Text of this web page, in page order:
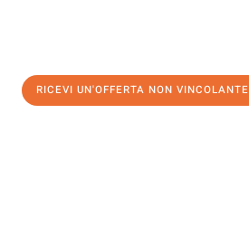
RICEVI UN'OFFERTA NON VINCOLANTE